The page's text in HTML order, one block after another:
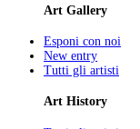
Art Gallery
Esponi con noi
New entry
Tutti gli artisti
Art History